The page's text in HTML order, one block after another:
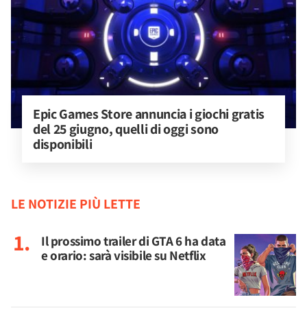
Epic Games Store annuncia i giochi gratis
del 25 giugno, quelli di oggi sono
disponibili
LE NOTIZIE PIÙ LETTE
Il prossimo trailer di GTA 6 ha data
e orario: sarà visibile su Netflix